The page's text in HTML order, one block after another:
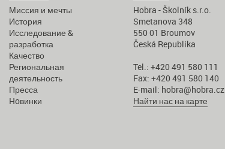
Миссия и мечты
История
Исследование &
разработка
Качество
Региональная
деятельность
Пресса
Hoвинки
Hobra - Školník s.r.o.
Smetanova 348
550 01 Broumov
Česká Republika
Tel.: +420 491 580 111
Fax: +420 491 580 140
E-mail: hobra@hobra.cz
Найти нас на карте